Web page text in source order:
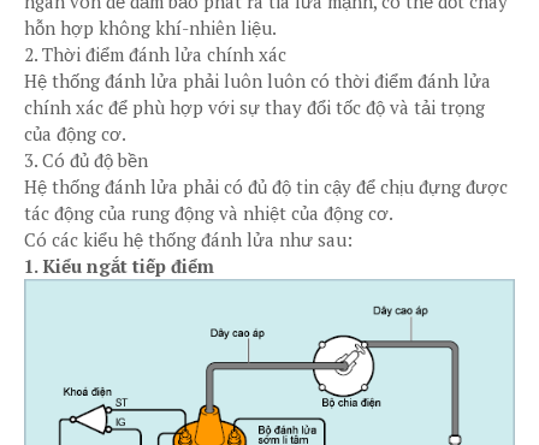
hỗn hợp không khí-nhiên liệu.
2. Thời điểm đánh lửa chính xác
Hệ thống đánh lửa phải luôn luôn có thời điểm đánh lửa
chính xác để phù hợp với sự thay đổi tốc độ và tải trọng
của động cơ.
3. Có đủ độ bền
Hệ thống đánh lửa phải có đủ độ tin cậy để chịu đựng được
tác động của rung động và nhiệt của động cơ.
Có các kiểu hệ thống đánh lửa như sau:
1. Kiểu ngắt tiếp điểm